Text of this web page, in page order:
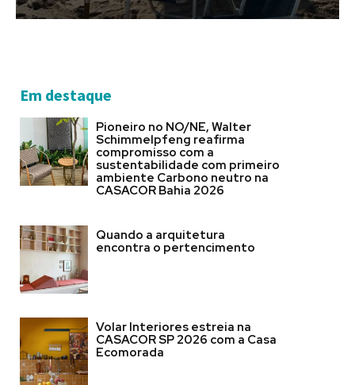
Em destaque
Pioneiro no NO/NE, Walter
Schimmelpfeng reafirma
compromisso com a
sustentabilidade com primeiro
ambiente Carbono neutro na
CASACOR Bahia 2026
Quando a arquitetura
encontra o pertencimento
Volar Interiores estreia na
CASACOR SP 2026 com a Casa
Ecomorada